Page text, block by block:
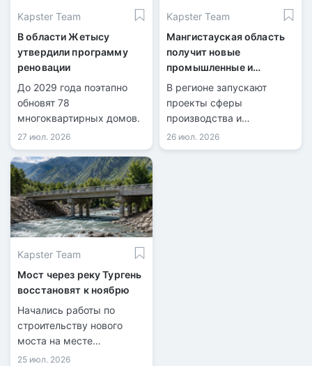
Kapster Team
В области Жетысу
утвердили программу
реновации
До 2029 года поэтапно
обновят 78
многоквартирных домов.
27 июл. 2026
Kapster Team
Мангистауская область
получит новые
промышленные и
логистические объекты
В регионе запускают
проекты сферы
производства и
международных
перевозок.
26 июл. 2026
Kapster Team
Мост через реку Тургень
восстановят к ноябрю
Начались работы по
строительству нового
моста на месте
разрушенной переправы.
25 июл. 2026